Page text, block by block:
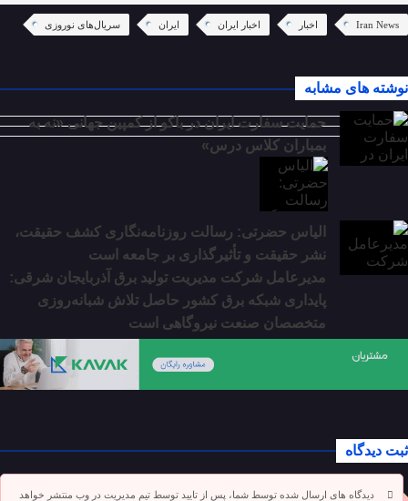
Iran News اخبار اخبار ایران ایران سریال‌های نوروزی‌
نوشته های مشابه
حمایت سفارت ایران در باکو از کمپین جهانی «نه به
بمباران کلاس درس»
الیاس حضرتی: رسالت روزنامه‌نگاری کشف حقیقت،
نشر حقیقت و تأثیرگذاری بر جامعه است
مدیرعامل شرکت مدیریت تولید برق آذربایجان شرقی:
پایداری شبکه برق کشور حاصل تلاش شبانه‌روزی
متخصصان صنعت نیروگاهی است
ثبت دیدگاه
دیدگاه های ارسال شده توسط شما، پس از تایید توسط تیم مدیریت در وب منتشر خواهد